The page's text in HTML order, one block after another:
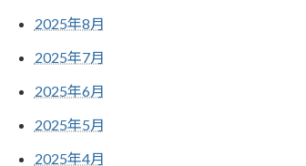
2025年8月
2025年7月
2025年6月
2025年5月
2025年4月